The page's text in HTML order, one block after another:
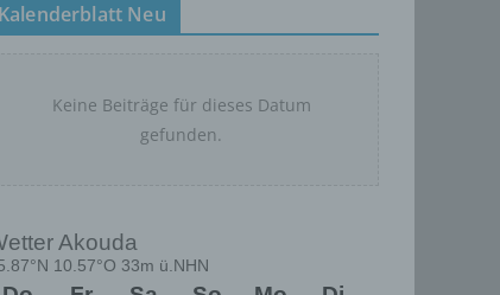
Kalenderblatt Neu
Keine Beiträge für dieses Datum
gefunden.